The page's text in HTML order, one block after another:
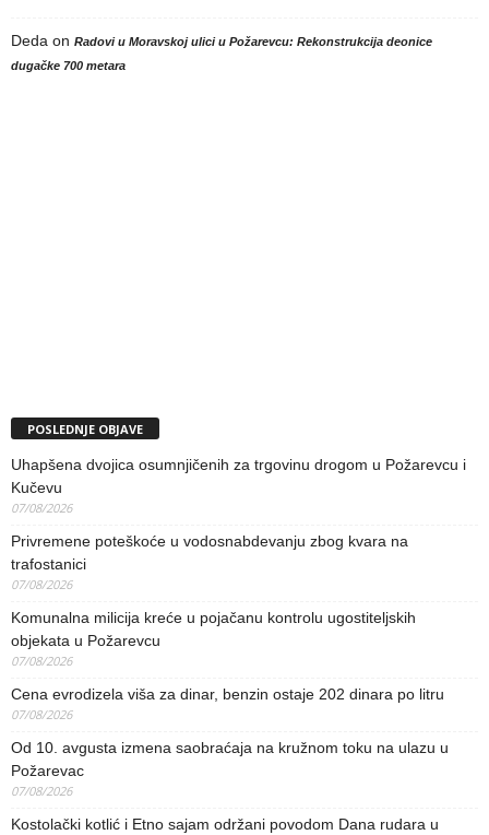
Deda on Radovi u Moravskoj ulici u Požarevcu: Rekonstrukcija deonice
dugačke 700 metara
POSLEDNJE OBJAVE
Uhapšena dvojica osumnjičenih za trgovinu drogom u Požarevcu i
Kučevu
07/08/2026
Privremene poteškoće u vodosnabdevanju zbog kvara na
trafostanici
07/08/2026
Komunalna milicija kreće u pojačanu kontrolu ugostiteljskih
objekata u Požarevcu
07/08/2026
Cena evrodizela viša za dinar, benzin ostaje 202 dinara po litru
07/08/2026
Od 10. avgusta izmena saobraćaja na kružnom toku na ulazu u
Požarevac
07/08/2026
Kostolački kotlić i Etno sajam održani povodom Dana rudara u